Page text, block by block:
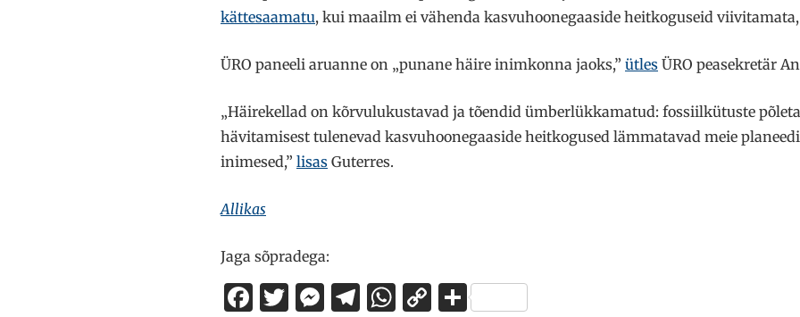
kättesaamatu, kui maailm ei vähenda kasvuhoonegaaside heitkoguseid
ÜRO paneeli aruanne on „punane häire inimkonna jaoks,” ütles ÜRO peasekretär
„Häirekellad on kõrvulukustavad ja tõendid ümberlükkamatud: fossiilkütuste
hävitamisest tulenevad kasvuhoonegaaside heitkogused lämmatavad meie
inimesed,” lisas Guterres.
Allikas
Jaga sõpradega:
Facebook
Twitter
Messenger
Telegram
WhatsApp
CopyShare